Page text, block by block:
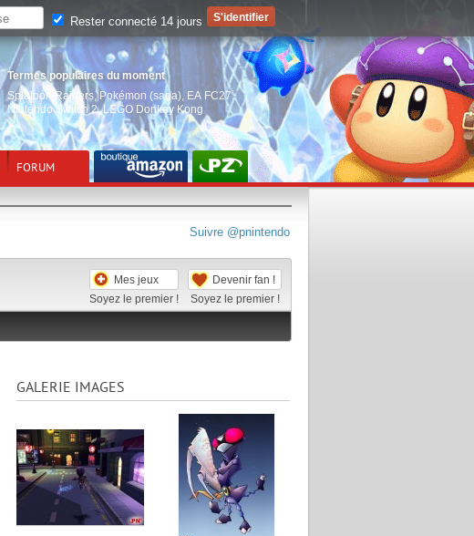
Termes populaires du moment
Splatoon Raiders, Pokémon (saga) EA FC27,
Nintendo Switch 2,LEGO Donkey Kong
FORUM
Suivre @pnintendo
Mes jeux
Soyez le premier !
Devenir fan !
Soyez le premier !
GALERIE IMAGES
Rester connecté 14 jours